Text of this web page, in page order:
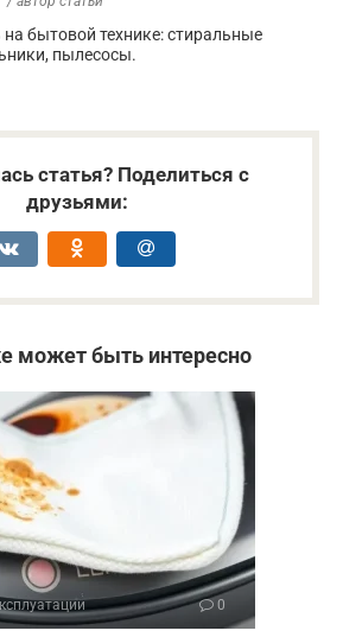
бытовой технике: стиральные
пылесосы.
статья? Поделиться с
друзьями:
может быть интересно
0